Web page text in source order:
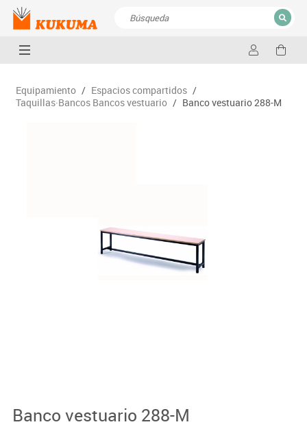
CERRAR
Equipamiento / Espacios compartidos /
Taquillas·Bancos Bancos vestuario / Banco vestuario 288-M
Banco vestuario 288-M